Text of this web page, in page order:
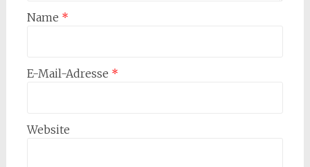
Name *
E-Mail-Adresse *
Website